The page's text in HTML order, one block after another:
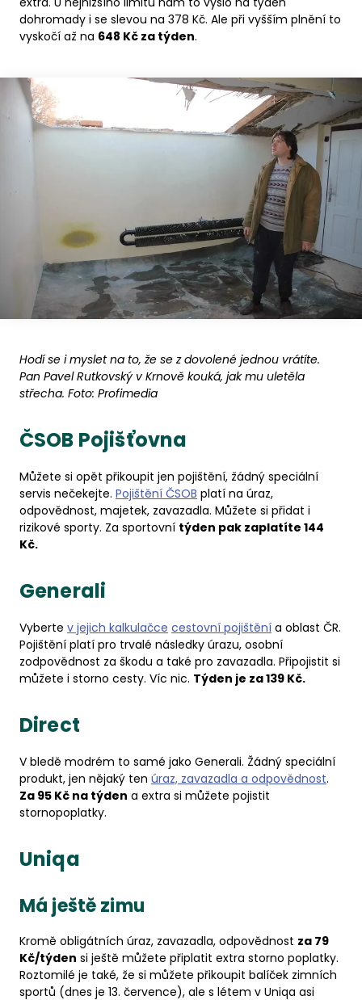
dohromady i se slevou na 378 Kč. Ale při vyšším plnění to
vyskočí až na 648 Kč za týden.
Hodí se i myslet na to, že se z dovolené jednou vrátíte.
Pan Pavel Rutkovský v Krnově kouká, jak mu uletěla
střecha. Foto: Profimedia
ČSOB Pojišťovna
Můžete si opět přikoupit jen pojištění, žádný speciální
servis nečekejte. Pojištění ČSOB platí na úraz,
odpovědnost, majetek, zavazadla. Můžete si přidat i
rizikové sporty. Za sportovní týden pak zaplatíte 144
Kč.
Generali
Vyberte v jejich kalkulačce cestovní pojištění a oblast ČR.
Pojištění platí pro trvalé následky úrazu, osobní
zodpovědnost za škodu a také pro zavazadla. Připojistit si
můžete i storno cesty. Víc nic. Týden je za 139 Kč.
Direct
V bledě modrém to samé jako Generali. Žádný speciální
produkt, jen nějaký ten úraz, zavazadla a odpovědnost.
Za 95 Kč na týden a extra si můžete pojistit
stornopoplatky.
Uniqa
Má ještě zimu
Kromě obligátních úraz, zavazadla, odpovědnost za 79
Kč/týden si ještě můžete připlatit extra storno poplatky.
Roztomilé je také, že si můžete přikoupit balíček zimních
sportů (dnes je 13. července), ale s létem v Uniqa asi